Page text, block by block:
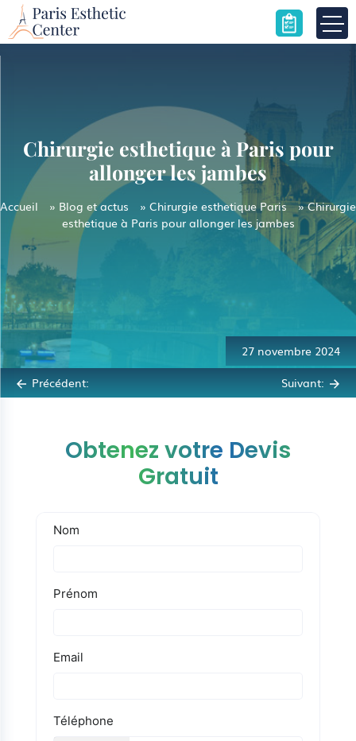
Skip
content
Chirurgie esthetique à Paris pour
allonger les jambes
Accueil » Blog et actus » Chirurgie esthetique Paris »Chirurgie
esthetique à Paris pour allonger les jambes
27 novembre 2024
Navigation
de
l’article
Précédent: Suivant:
Obtenez votre Devis
Gratuit